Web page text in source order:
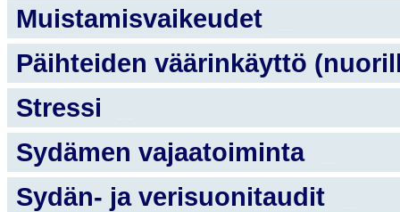
Muistamisvaikeudet
Päihteiden väärinkäyttö
Stressi
Sydämen vajaatoiminta
Sydän- ja verisuonitaudit